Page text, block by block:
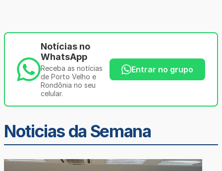
Notícias no
WhatsApp
Receba as notícias
de Porto Velho e
Rondônia no seu
celular.
Entrar no grupo
Noticias da Semana